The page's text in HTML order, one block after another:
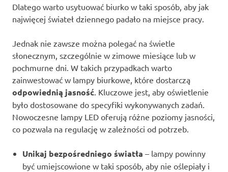
Dlatego warto usytuować biurko w taki sposób, aby jak
najwięcej świateł dziennego padało na miejsce pracy.
Jednak nie zawsze można polegać na świetle
słonecznym, szczególnie w zimowe miesiące lub w
pochmurne dni. W takich przypadkach warto
zainwestować w lampy biurkowe, które dostarczą
odpowiednią jasność . Kluczowe jest, aby oświetlenie
było dostosowane do specyfiki wykonywanych zadań.
Nowoczesne lampy LED oferują różne poziomy jasności,
co pozwala na regulację w zależności od potrzeb.
Unikaj bezpośredniego światła – lampy powinny
być umiejscowione w taki sposób, aby nie oślepiały i